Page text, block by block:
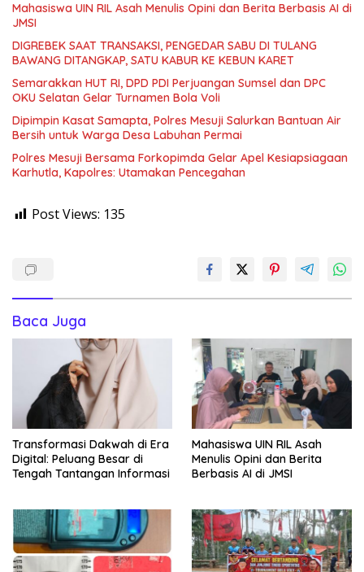
Mahasiswa UIN RIL Asah Menulis Opini dan Berita Berbasis AI di
JMSI
DIGREBEK SAAT TRANSAKSI, PENGEDAR SABU DI TULANG
BAWANG DITANGKAP, SATU KABUR KE KEBUN KARET
Semarakkan HUT RI, DPD PDI Perjuangan Sumsel dan DPC
OKU Selatan Gelar Turnamen Bola Voli
Dipimpin Kasat Samapta, Polres Mesuji Salurkan Bantuan Air
Bersih untuk Warga Desa Labuhan Permai
Polres Mesuji Bersama Forkopimda Gelar Apel Kesiapsiagaan
Karhutla, Kapolres: Utamakan Pencegahan
Post Views: 135
Baca Juga
Transformasi Dakwah di Era
Digital: Peluang Besar di
Tengah Tantangan Informasi
Mahasiswa UIN RIL Asah
Menulis Opini dan Berita
Berbasis AI di JMSI